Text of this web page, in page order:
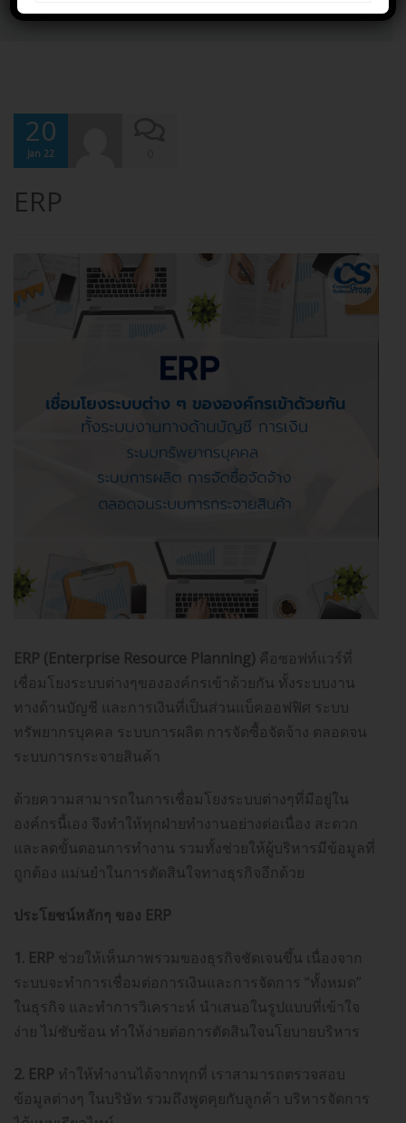
Home
20
Jan 22
ERP
ERP (Enterprise Resource Planning) คือซอฟท์แวร์ที่
เชื่อมโยงระบบต่างๆขององค์กรเข้าด้วยกัน ทั้งระบบงาน
ทางด้านบัญชี และการเงินที่เป็นส่วนแบ็คออฟฟิศ ระบบ
ทรัพยากรบุคคล ระบบการผลิต การจัดซื้อจัดจ้าง ตลอดจน
ระบบการกระจายสินค้า
ด้วยความสามารถในการเชื่อมโยงระบบต่างๆที่มีอยู่ใน
องค์กรนี้เอง จึงทำให้ทุกฝ่ายทำงานอย่างต่อเนื่อง สะดวก
และลดขั้นตอนการทำงาน รวมทั้งช่วยให้ผู้บริหารมีข้อมูลที่
ถูกต้อง แม่นยำในการตัดสินใจทางธุรกิจอีกด้วย
ประโยชน์หลักๆ ของ ERP
1. ERP ช่วยให้เห็นภาพรวมของธุรกิจชัดเจนขึ้น เนื่องจาก
ระบบจะทำการเชื่อมต่อการเงินและการจัดการ “ทั้งหมด”
ในธุรกิจ และทำการวิเคราะห์ นำเสนอในรูปแบบที่เข้าใจ
ง่าย ไม่ซับซ้อน ทำให้ง่ายต่อการตัดสินใจนโยบายบริหาร
2. ERP ทำให้ทำงานได้จากทุกที่ เราสามารถตรวจสอบ
ข้อมูลต่างๆ ในบริษัท รวมถึงพูดคุยกับลูกค้า บริหารจัดการ